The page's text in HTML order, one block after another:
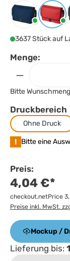
Farbe
Navy Rot
3637 Stück auf
Menge:
Bitte
Druckbereich
Ohne Druck
! Bitte eine
Preis:
4,04 €*
checkout.netPrice
Preise inkl. MwSt.
Mockup /
Lieferung bis: